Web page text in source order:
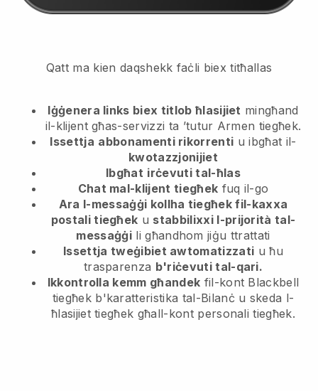
Qatt ma kien daqshekk faċli biex titħallas
Iġġenera links biex titlob ħlasijiet mingħand
il-klijentgħas-servizzi ta ’tutur Armen tiegħek.
Issettja abbonamenti rikorrenti u ibgħat il-
kwotazzjonijiet
Ibgħat irċevuti tal-ħlas
Chat mal-klijent tiegħek fuq il-go
Ara l-messaġġi kollha tiegħek fil-kaxxa
postali tiegħek u stabbilixxi l-prijorità tal-
messaġġili għandhom jiġu ttrattati
Issettja tweġibiet awtomatizzati u ħu
trasparenza b'riċevuti tal-qari.
Ikkontrolla kemm għandek fil-kont Blackbell
tiegħek b'karatteristika tal-Bilanċ u skeda l-
ħlasijiet tiegħek għall-kont personali tiegħek.